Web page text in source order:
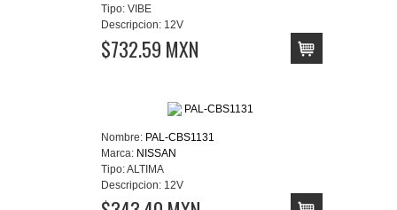
Tipo: VIBE
Descripcion: 12V
$732.59 MXN
Nombre: PAL-CBS1131
Marca: NISSAN
Tipo:ALTIMA
Descripcion: 12V